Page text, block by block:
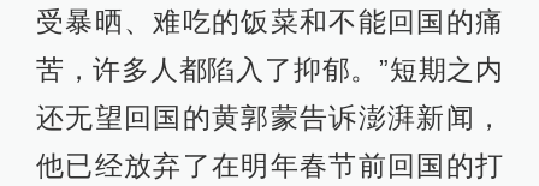
受暴晒、难吃的饭菜和不能回国的痛
苦，许多人都陷入了抑郁。”短期之内
还无望回国的黄郭蒙告诉澎湃新闻，
他已经放弃了在明年春节前回国的打